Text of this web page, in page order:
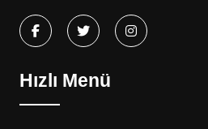
Hızlı Menü